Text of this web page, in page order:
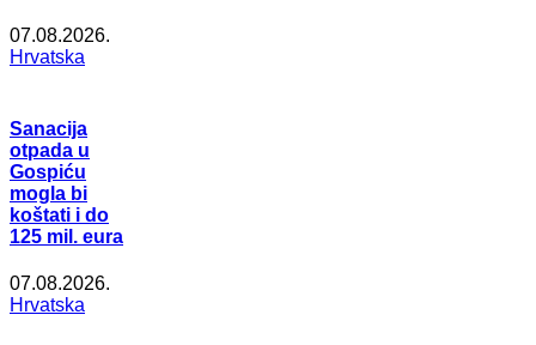
07.08.2026.
Hrvatska
Sanacija
otpada u
Gospiću
mogla bi
koštati i do
125 mil. eura
07.08.2026.
Hrvatska